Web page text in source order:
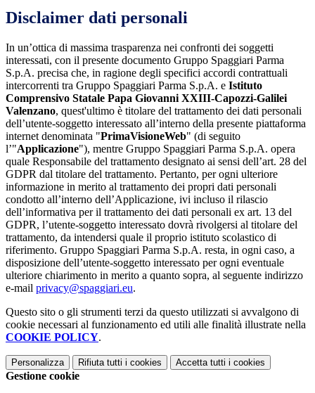
Disclaimer dati personali
In un’ottica di massima trasparenza nei confronti dei soggetti
interessati, con il presente documento Gruppo Spaggiari Parma
S.p.A. precisa che, in ragione degli specifici accordi contrattuali
intercorrenti tra Gruppo Spaggiari Parma S.p.A. e Istituto
Comprensivo Statale Papa Giovanni XXIII-Capozzi-Galilei
Valenzano, quest'ultimo è titolare del trattamento dei dati personali
dell’utente-soggetto interessato all’interno della presente piattaforma
internet denominata "PrimaVisioneWeb" (di seguito
l’"Applicazione"), mentre Gruppo Spaggiari Parma S.p.A. opera
quale Responsabile del trattamento designato ai sensi dell’art. 28 del
GDPR dal titolare del trattamento. Pertanto, per ogni ulteriore
informazione in merito al trattamento dei propri dati personali
condotto all’interno dell’Applicazione, ivi incluso il rilascio
dell’informativa per il trattamento dei dati personali ex art. 13 del
GDPR, l’utente-soggetto interessato dovrà rivolgersi al titolare del
trattamento, da intendersi quale il proprio istituto scolastico di
riferimento. Gruppo Spaggiari Parma S.p.A. resta, in ogni caso, a
disposizione dell’utente-soggetto interessato per ogni eventuale
ulteriore chiarimento in merito a quanto sopra, al seguente indirizzo
e-mail privacy@spaggiari.eu.
Questo sito o gli strumenti terzi da questo utilizzati si avvalgono di
cookie necessari al funzionamento ed utili alle finalità illustrate nella
COOKIE POLICY.
Personalizza Rifiuta tutti i cookies Accetta tutti i cookies
Gestione cookie